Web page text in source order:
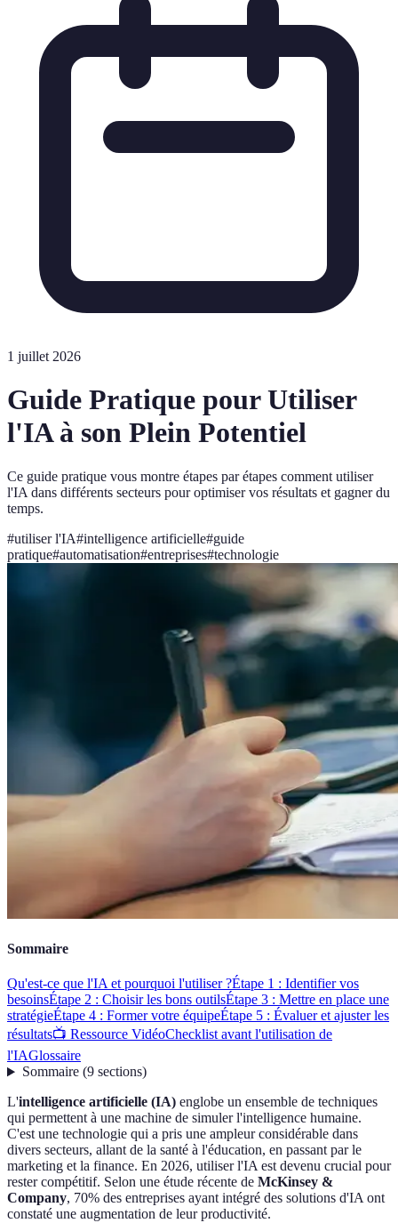
1 juillet 2026
Guide Pratique pour Utiliser
l'IA à son Plein Potentiel
Ce guide pratique vous montre étapes par étapes comment utiliser
l'IA dans différents secteurs pour optimiser vos résultats et gagner du
temps.
#utiliser l'IA#intelligence artificielle#guide
pratique#automatisation#entreprises#technologie
Sommaire
Qu'est-ce que l'IA et pourquoi l'utiliser ?Étape 1 : Identifier vos
besoinsÉtape 2 : Choisir les bons outilsÉtape 3 : Mettre en place une
stratégieÉtape 4 : Former votre équipeÉtape 5 : Évaluer et ajuster les
résultats📺 Ressource VidéoChecklist avant l'utilisation de
l'IAGlossaire
Sommaire(9 sections)
L'intelligence artificielle (IA) englobe un ensemble de techniques
qui permettent à une machine de simuler l'intelligence humaine.
C'est une technologie qui a pris une ampleur considérable dans
divers secteurs, allant de la santé à l'éducation, en passant par le
marketing et la finance. En 2026, utiliser l'IA est devenu crucial pour
rester compétitif. Selon une étude récente de McKinsey &
Company, 70% des entreprises ayant intégré des solutions d'IA ont
constaté une augmentation de leur productivité.